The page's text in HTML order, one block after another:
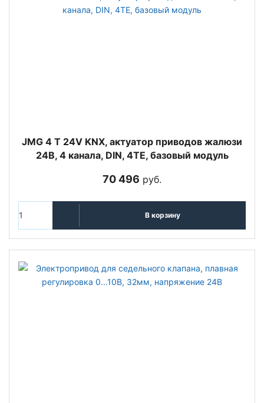
JMG 4 T 24V KNX, актуатор приводов жалюзи
24В, 4 канала, DIN, 4TE, базовый модуль
70 496 руб.
В корзину